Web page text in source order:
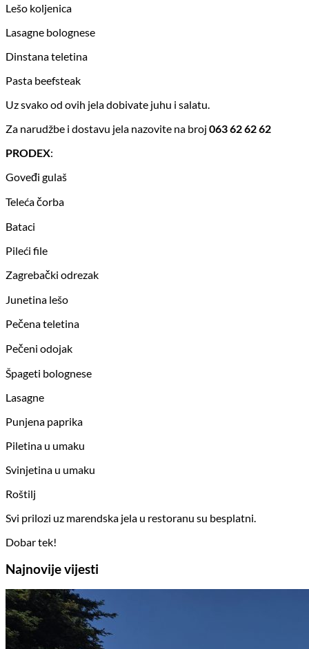
Lešo koljenica
Lasagne bolognese
Dinstana teletina
Pasta beefsteak
Uz svako od ovih jela dobivate juhu i salatu.
Za narudžbe i dostavu jela nazovite na broj 063 62 62 62
PRODEX:
Goveđi gulaš
Teleća čorba
Bataci
Pileći file
Zagrebački odrezak
Junetina lešo
Pečena teletina
Pečeni odojak
Špageti bolognese
Lasagne
Punjena paprika
Piletina u umaku
Svinjetina u umaku
Roštilj
Svi prilozi uz marendska jela u restoranu su besplatni.
Dobar tek!
Najnovije vijesti